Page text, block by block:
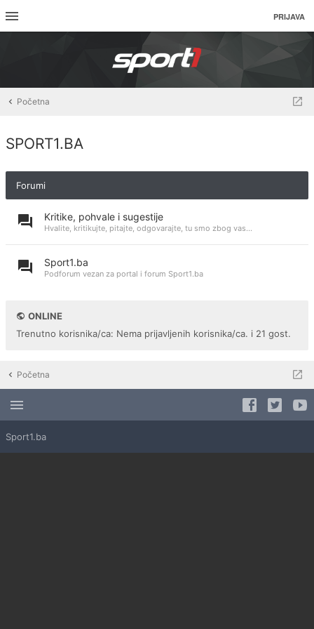
PRIJAVA
Početna
SPORT1.BA
Forumi
Kritike, pohvale i sugestije
Hvalite, kritikujte, pitajte, odgovarajte, tu smo zbog vas...
Sport1.ba
Podforum vezan za portal i forum Sport1.ba
ONLINE
Trenutno korisnika/ca: Nema prijavljenih korisnika/ca. i 21 gost.
Početna
Sport1.ba